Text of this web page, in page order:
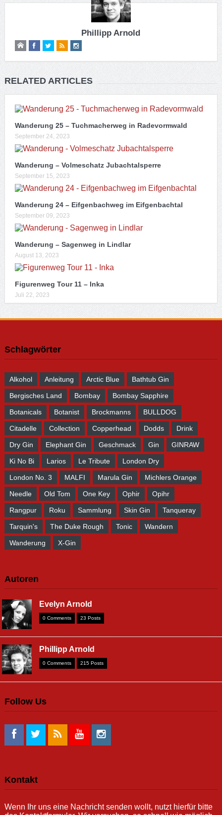
Phillipp Arnold
RELATED ARTICLES
Wanderung 25 – Tuchmacherweg in Radevormwald
September 24, 2023
Wanderung – Volmeschatz Jubachtalsperre
September 15, 2023
Wanderung 24 – Eifgenbachweg im Eifgenbachtal
September 09, 2023
Wanderung – Sagenweg in Lindlar
August 13, 2023
Figurenweg Tour 11 – Inka
Juli 22, 2023
Schlagwörter
Alkohol Anleitung Arctic Blue Bathtub Gin
Bergisches Land Bombay Bombay Sapphire
Botanicals Botanist Brockmanns BULLDOG
Citadelle Collection Copperhead Dodds Drink
Dry Gin Elephant Gin Geschmack Gin GINRAW
Ki No Bi Larios Le Tribute London Dry
London No. 3 MALFI Marula Gin Michlers Orange
Needle Old Tom One Key Ophir Opihr
Rangpur Roku Sammlung Skin Gin Tanqueray
Tarquin's The Duke Rough Tonic Wandern
Wanderung X-Gin
Autoren
Evelyn Arnold
0 Comments 23 Posts
Phillipp Arnold
0 Comments 215 Posts
Follow Us
Kontakt
Wenn Ihr uns eine Nachricht senden wollt, nutzt hierfür bitte